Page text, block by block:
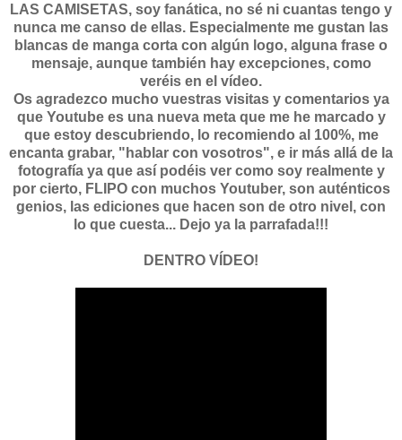
LAS CAMISETAS, soy fanática, no sé ni cuantas tengo y
nunca me canso de ellas. Especialmente me gustan las
blancas de manga corta con algún logo, alguna frase o
mensaje, aunque también hay excepciones, como
veréis en el vídeo.
Os agradezco mucho vuestras visitas y comentarios ya
que Youtube es una nueva meta que me he marcado y
que estoy descubriendo, lo recomiendo al 100%, me
encanta grabar, "hablar con vosotros", e ir más allá de la
fotografía ya que así podéis ver como soy realmente y
por cierto, FLIPO con muchos Youtuber, son auténticos
genios, las ediciones que hacen son de otro nivel, con
lo que cuesta... Dejo ya la parrafada!!!
DENTRO VÍDEO!